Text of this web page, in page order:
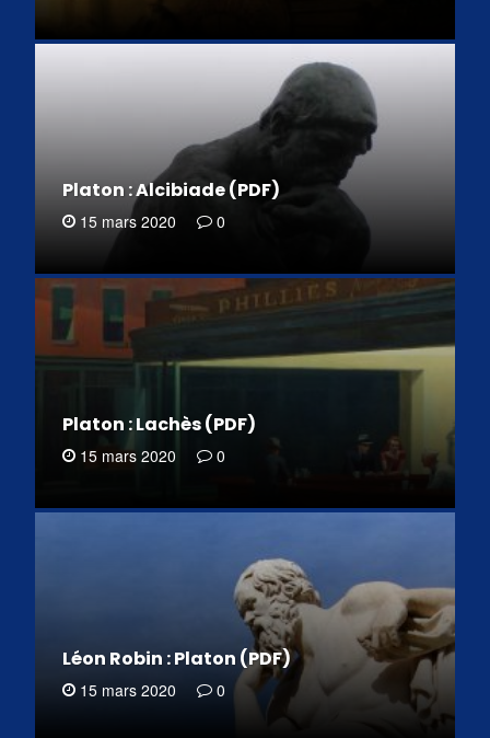
Platon : Alcibiade (PDF)
15 mars 2020 0
Platon : Lachès (PDF)
15 mars 2020 0
Léon Robin : Platon (PDF)
15 mars 2020 0